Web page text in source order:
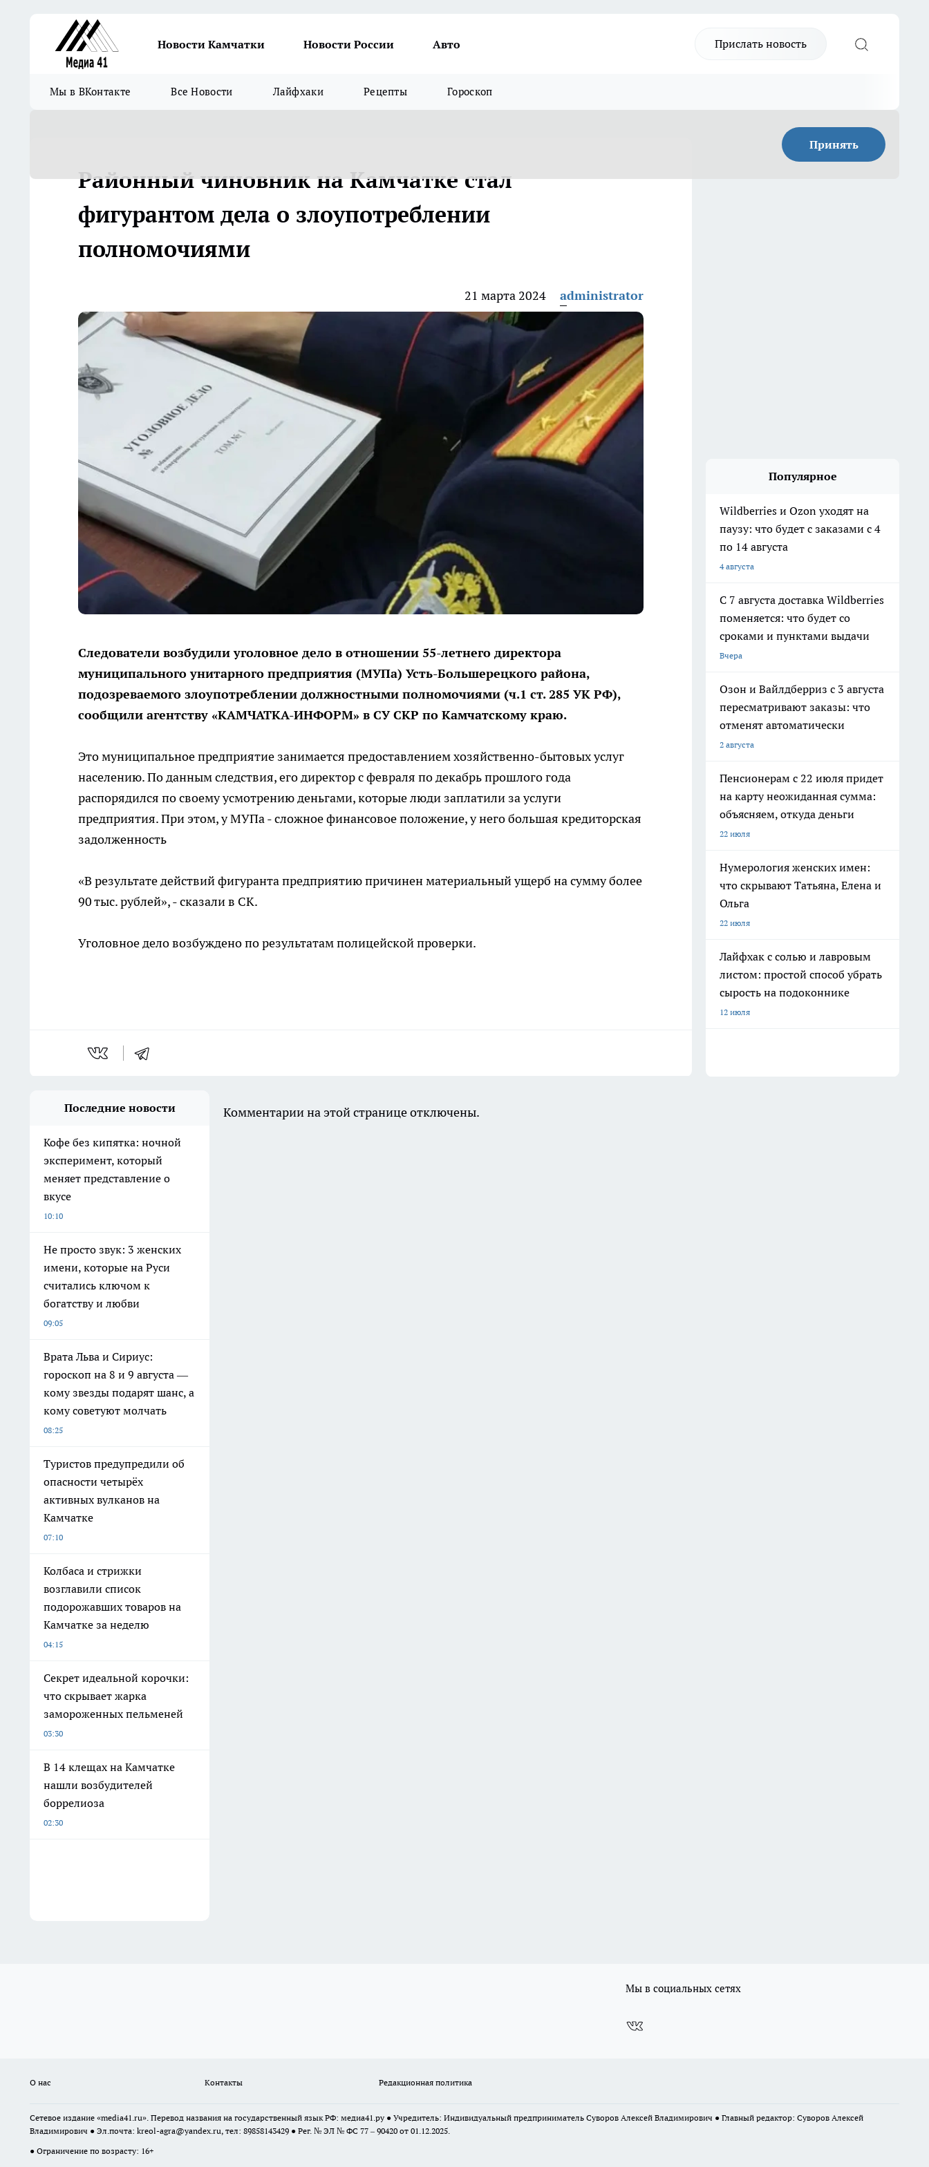
Новости Камчатки Новости России Авто Прислать новость
Мы в ВКонтакте Все Новости Лайфхаки Рецепты Гороскоп
Принять
Районный чиновник на Камчатке стал
фигурантом дела о злоупотреблении
полномочиями
21 марта 2024 administrator
Следователи возбудили уголовное дело в отношении 55-летнего директора
муниципального унитарного предприятия (МУПа) Усть-Большерецкого района,
подозреваемого злоупотреблении должностными полномочиями (ч.1 ст. 285 УК РФ),
сообщили агентству «КАМЧАТКА-ИНФОРМ» в СУ СКР по Камчатскому краю.
Это муниципальное предприятие занимается предоставлением хозяйственно-бытовых услуг
населению. По данным следствия, его директор с февраля по декабрь прошлого года
распорядился по своему усмотрению деньгами, которые люди заплатили за услуги
предприятия. При этом, у МУПа - сложное финансовое положение, у него большая кредиторская
задолженность
«В результате действий фигуранта предприятию причинен материальный ущерб на сумму более
90 тыс. рублей», - сказали в СК.
Уголовное дело возбуждено по результатам полицейской проверки.
Популярное
Wildberries и Ozon уходят на
паузу: что будет с заказами с 4
по 14 августа
4 августа
С 7 августа доставка Wildberries
поменяется: что будет со
сроками и пунктами выдачи
Вчера
Озон и Вайлдберриз с 3 августа
пересматривают заказы: что
отменят автоматически
2 августа
Пенсионерам с 22 июля придет
на карту неожиданная сумма:
объясняем, откуда деньги
22 июля
Нумерология женских имен:
что скрывают Татьяна, Елена и
Ольга
22 июля
Лайфхак с солью и лавровым
листом: простой способ убрать
сырость на подоконнике
12 июля
Последние новости
Кофе без кипятка: ночной
эксперимент, который
меняет представление о
вкусе
10:10
Не просто звук: 3 женских
имени, которые на Руси
считались ключом к
богатству и любви
09:05
Врата Льва и Сириус:
гороскоп на 8 и 9 августа —
кому звезды подарят шанс, а
кому советуют молчать
08:25
Туристов предупредили об
опасности четырёх
активных вулканов на
Камчатке
07:10
Колбаса и стрижки
возглавили список
подорожавших товаров на
Камчатке за неделю
04:15
Секрет идеальной корочки:
что скрывает жарка
замороженных пельменей
03:30
В 14 клещах на Камчатке
нашли возбудителей
боррелиоза
02:30
Комментарии на этой странице отключены.
Мы в социальных сетях
О нас Контакты Редакционная политика
Сетевое издание «media41.ru». Перевод названия на государственный язык РФ: медиа41.ру ● Учредитель: Индивидуальный предприниматель Суворов Алексей Владимирович ● Главный редактор: Суворов Алексей
Владимирович ● Эл.почта: kreol-agra@yandex.ru, тел: 89858143429 ● Рег. № ЭЛ № ФС 77 – 90420 от 01.12.2025.
● Ограничение по возрасту: 16+